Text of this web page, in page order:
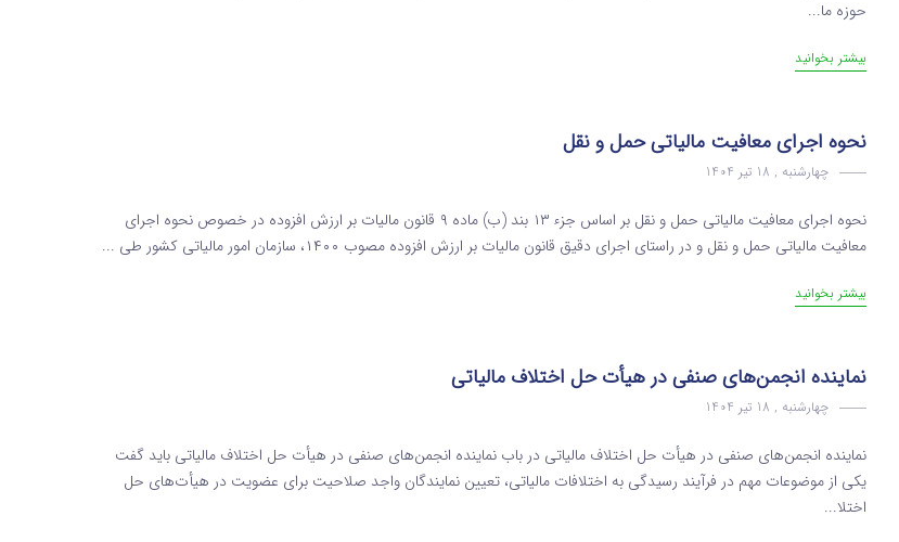
حوزه ما...
بیشتر بخوانید
نحوه اجرای معافیت مالیاتی حمل‌ و نقل
چهارشنبه , 18 تیر 1404
نحوه اجرای معافیت مالیاتی حمل‌ و نقل بر اساس جزء ۱۳ بند (ب) ماده ۹ قانون مالیات بر ارزش افزوده در خصوص نحوه اجرای
معافیت مالیاتی حمل‌ و نقل و در راستای اجرای دقیق قانون مالیات بر ارزش افزوده مصوب ۱۴۰۰، سازمان امور مالیاتی کشور طی ...
بیشتر بخوانید
نماینده انجمن‌های صنفی در هیأت حل اختلاف مالیاتی
چهارشنبه , 18 تیر 1404
نماینده انجمن‌های صنفی در هیأت حل اختلاف مالیاتی در باب نماینده انجمن‌های صنفی در هیأت حل اختلاف مالیاتی باید گفت
یکی از موضوعات مهم در فرآیند رسیدگی به اختلافات مالیاتی، تعیین نمایندگان واجد صلاحیت برای عضویت در هیأت‌های حل
اختلا...